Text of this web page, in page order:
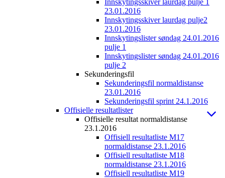
Innskytingsskiver laurdag pulje 1
23.01.2016
Innskytingsskiver laurdag pulje2
23.01.2016
Innskytingslister søndag 24.01.2016
pulje 1
Innskytingslister søndag 24.01.2016
pulje 2
Sekunderingsfil
Sekunderingsfil normaldistanse
23.01.2016
Sekunderingsfil sprint 24.1.2016
Offisielle resultatlister
Offisielle resultat normaldistanse
23.1.2016
Offisiell resultatliste M17
normaldistanse 23.1.2016
Offisiell resultatliste M18
normaldistanse 23.1.2016
Offisiell resultatliste M19